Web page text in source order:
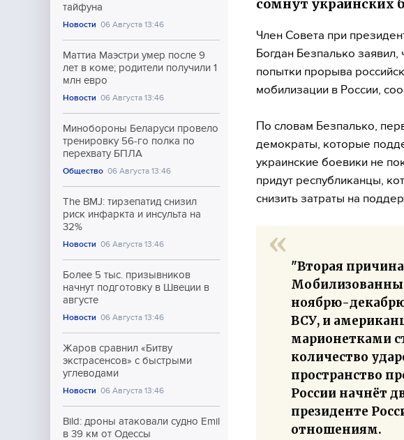
тайфуна
Новости 06 Августа 13:46
Маттиа Маэстри умер после 9
лет в коме; родители получили 1
млн евро
Новости 06 Августа 13:46
Минобороны Беларуси провело
тренировку 56-го полка по
перехвату БПЛА
Общество 06 Августа 13:46
The BMJ: тирзепатид снизил
риск инфаркта и инсульта на
32%
Новости 06 Августа 13:46
Более 5 тыс. призывников
начнут подготовку в Швеции в
августе
Новости 06 Августа 13:46
Жаров сравнил «Битву
экстрасенсов» с быстрыми
углеводами
Новости 06 Августа 13:46
Bild: дроны атаковали судно Emil
в 39 км от Одессы
сомнут украинских
Член Совета при
Богдан Безпалько
попытки прорыва
мобилизации в России,
По словам Безпалько,
демократы, которые
украинские боевики не
придут республиканцы,
снизить затраты на
"Вторая
ноябрю-
ВСУ, и
марионетками
количество
пространство
России начнёт
президенте
отношениям.